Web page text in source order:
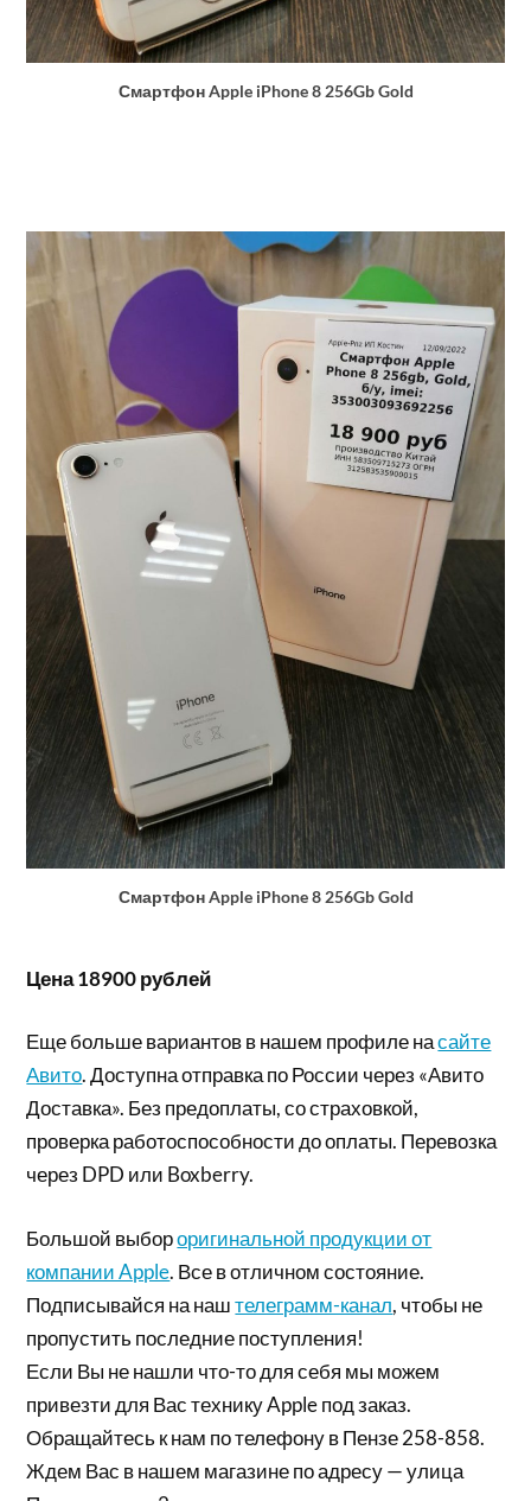
Смартфон Apple iPhone 8 256Gb Gold
Смартфон Apple iPhone 8 256Gb Gold
Цена 18900 рублей
Еще больше вариантов в нашем профиле насайте
Авито. Доступна отправка по России через «Авито
Доставка». Без предоплаты, со страховкой,
проверка работоспособности до оплаты. Перевозка
через DPD или Boxberry.
Большой выбороригинальной продукции от
компании Apple. Все в отличном состояние.
Подписывайся на наштелеграмм-канал, чтобы не
пропустить последние поступления!
Если Вы не нашли что-то для себя мы можем
привезти для Вас технику Apple под заказ.
Обращайтесь к нам по телефону в Пензе 258-858.
Ждем Вас в нашем магазине по адресу — улица